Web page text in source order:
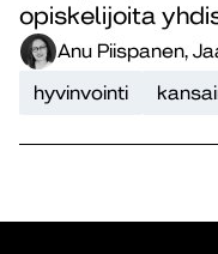
opiskelijoita
Anu Piispanen,
hyvinvointi